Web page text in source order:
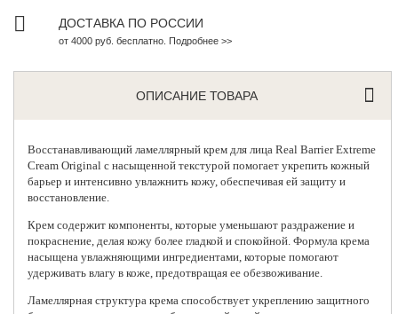
ДОСТАВКА ПО РОССИИ
от 4000 руб. бесплатно. Подробнее >>
ОПИСАНИЕ ТОВАРА
Восстанавливающий ламеллярный крем для лицаReal BarrierExtreme
Cream Original с насыщенной текстурой помогает укрепить кожный
барьер и интенсивно увлажнить кожу, обеспечивая ей защиту и
восстановление.
Крем содержит компоненты, которые уменьшают раздражение и
покраснение, делая кожу более гладкой и спокойной. Формула крема
насыщена увлажняющими ингредиентами, которые помогают
удерживать влагу в коже, предотвращая ее обезвоживание.
Ламеллярная структура крема способствует укреплению защитного